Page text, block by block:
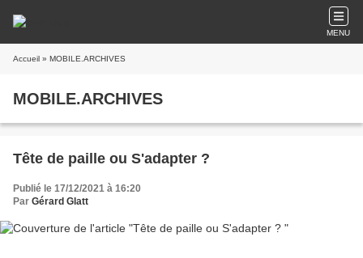
MENU
Accueil » MOBILE.ARCHIVES
MOBILE.ARCHIVES
Tête de paille ou S'adapter ?
Publié le 17/12/2021 à 16:20
Par Gérard Glatt